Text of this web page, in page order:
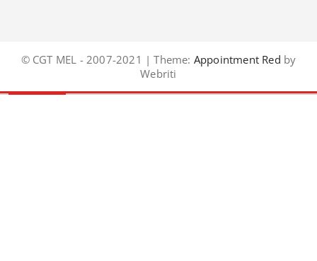
© CGT MEL - 2007-2021 | Theme: Appointment Red by
Webriti